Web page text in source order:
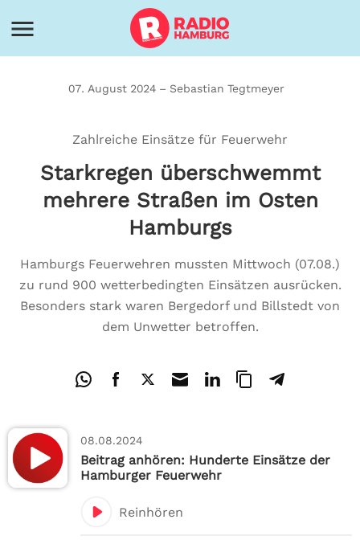
07. August 2024 – Sebastian Tegtmeyer
Zahlreiche Einsätze für Feuerwehr
Starkregen überschwemmt
mehrere Straßen im Osten
Hamburgs
Hamburgs Feuerwehren mussten Mittwoch (07.08.)
zu rund 900 wetterbedingten Einsätzen ausrücken.
Besonders stark waren Bergedorf und Billstedt von
dem Unwetter betroffen.
08.08.2024
Beitrag anhören: Hunderte Einsätze der
Hamburger Feuerwehr
Reinhören